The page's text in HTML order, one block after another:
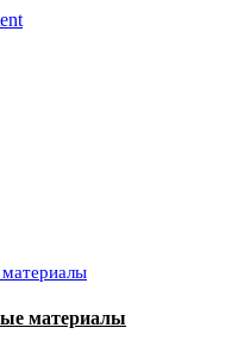
материалы